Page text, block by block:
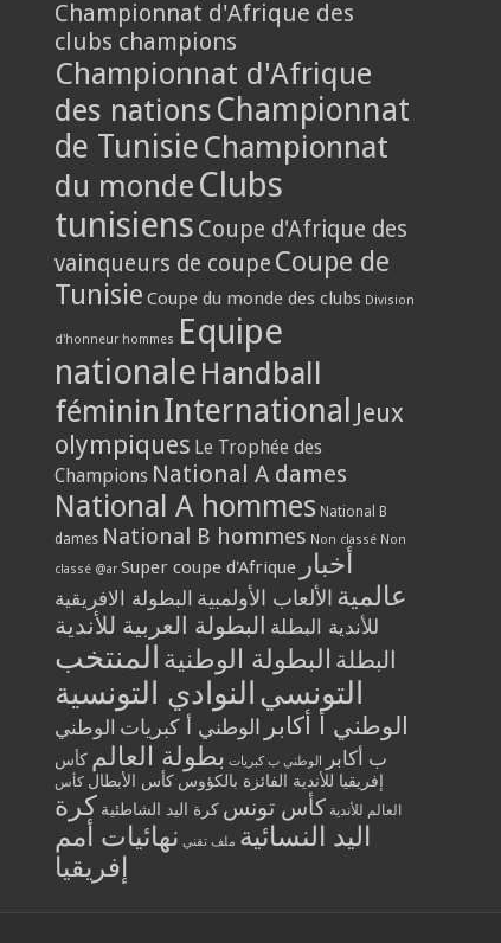
Championnat d'Afrique des
clubs champions
Championnat d'Afrique
des nations Championnat
de Tunisie Championnat
du monde Clubs
tunisiens Coupe d'Afrique des
vainqueurs de coupe Coupe de
Tunisie Coupe du monde des clubs Division
d'honneur hommes Equipe
nationale Handball
féminin International Jeux
olympiques Le Trophée des
Champions National A dames
National A hommes National B
dames National B hommes Non classé Non
classé @ar Super coupe d'Afrique أخبار
عالمية الألعاب الأولمبية البطولة الافريقية
للأندية البطلة البطولة العربية للأندية
البطلة البطولة الوطنية المنتخب
التونسي النوادي التونسية
الوطني أ أكابر الوطني أ كبريات الوطني
ب أكابر
الوطني ب كبريات بطولة العالم كأس
إفريقيا للأندية الفائزة بالكؤوس كأس الأبطال كأس
العالم للأندية كأس تونس كرة اليد الشاطئية كرة
اليد النسائية ملف تقني نهائيات أمم
إفريقيا